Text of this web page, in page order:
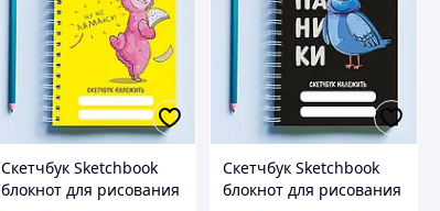
Скетчбук Sketchbook
блокнот для рисования
Скетчбук Sketchbook
блокнот для рисования